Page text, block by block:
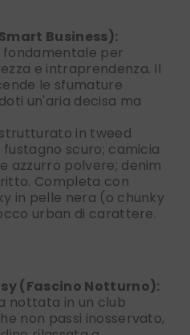
Business):
fondamentale per
e intraprendenza. Il
le sfumature
un'aria decisa ma
in tweed
scuro; camicia
azzurro polvere; denim
Completa con
in pelle nera (o chunky
urban di carattere.
(Fascino Notturno):
nottata in un club
non passi inosservato,